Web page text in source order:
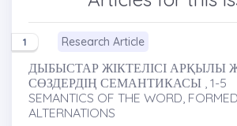
1 Research Article
ДЫБЫСТАР ЖІКТЕЛІСІ АРҚЫЛЫ
СӨЗДЕРДІҢ СЕМАНТИКАСЫ , 1-5
SEMANTICS OF THE WORD,
ALTERNATIONS